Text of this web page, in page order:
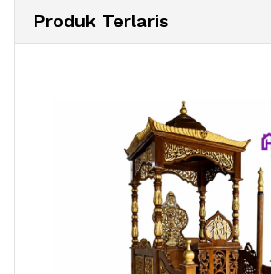
Produk Terlaris